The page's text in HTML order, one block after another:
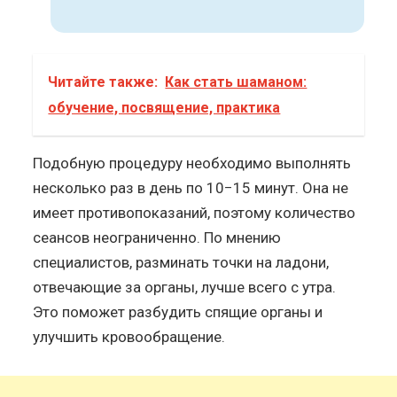
Читайте также: Как стать шаманом:
обучение, посвящение, практика
Подобную процедуру необходимо выполнять
несколько раз в день по 10−15 минут. Она не
имеет противопоказаний, поэтому количество
сеансов неограниченно. По мнению
специалистов, разминать точки на ладони,
отвечающие за органы, лучше всего с утра.
Это поможет разбудить спящие органы и
улучшить кровообращение.